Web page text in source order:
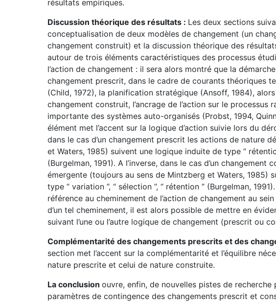
résultats empiriques.
Discussion théorique des résultats : Les deux sections
conceptualisation de deux modèles de changement (un
changement construit) et la discussion théorique des
autour de trois éléments caractéristiques des processus
l’action de changement : il sera alors montré que la
changement prescrit, dans le cadre de courants théoriques
(Child, 1972), la planification stratégique (Ansoff, 1984), alors
changement construit, l’ancrage de l’action sur le processus
importante des systèmes auto-organisés (Probst, 1994,
élément met l’accent sur la logique d’action suivie lors du
dans le cas d’un changement prescrit les actions de nature
et Waters, 1985) suivent une logique induite de type “
(Burgelman, 1991). A l’inverse, dans le cas d’un
émergente (toujours au sens de Mintzberg et Waters, 1985)
type “ variation ”, “ sélection ”, “ rétention ” (Burgelman,
référence au cheminement de l’action de changement au sein
d’un tel cheminement, il est alors possible de mettre en
suivant l’une ou l’autre logique de changement (prescrit ou
Complémentarité des changements prescrits et des
section met l’accent sur la complémentarité et l’équilibre
nature prescrite et celui de nature construite.
La conclusion ouvre, enfin, de nouvelles pistes de
paramètres de contingence des changements prescrit et